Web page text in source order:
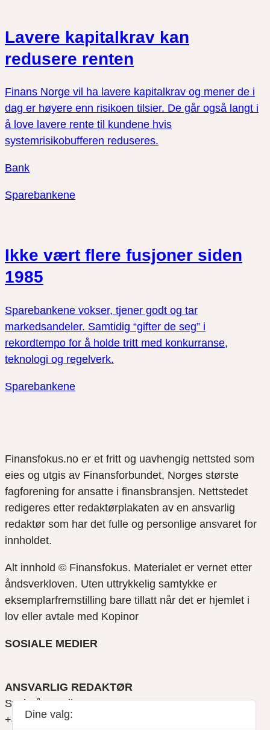
Lavere kapitalkrav kan
redusere renten
Finans Norge vil ha lavere kapitalkrav og mener de i
dag er høyere enn risikoen tilsier. De går også langt i
å love lavere rente til kundene hvis
systemrisikobufferen reduseres.
Bank
Sparebankene
Ikke vært flere fusjoner siden
1985
Sparebankene vokser, tjener godt og tar
markedsandeler. Samtidig “gifter de seg” i
rekordtempo for å holde tritt med konkurranse,
teknologi og regelverk.
Sparebankene
Finansfokus.no er et fritt og uavhengig nettsted som
eies og utgis av Finansforbundet, Norges største
fagforening for ansatte i finansbransjen. Nettstedet
redigeres etter redaktørplakaten av en ansvarlig
redaktør som har det fulle og personlige ansvaret for
innholdet.
Alt innhold © Finansfokus. Materialet er vernet etter
åndsverkloven. Uten uttrykkelig samtykke er
eksemplarfremstilling bare tillatt når det er hjemlet i
lov eller avtale med Kopinor
SOSIALE MEDIER
ANSVARLIG REDAKTØR
Svein Åge Eriksen
+47 900 79 547
Dine valg: